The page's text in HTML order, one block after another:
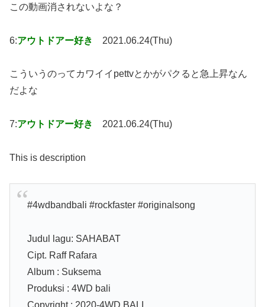
この動画消されないよな？
6:アウトドアー好き 2021.06.24(Thu)
こういうのってカワイイpettvとかがパクると急上昇なん
だよな
7:アウトドアー好き 2021.06.24(Thu)
This is description
#4wdbandbali #rockfaster #originalsong
Judul lagu: SAHABAT
Cipt. Raff Rafara
Album : Suksema
Produksi : 4WD bali
Copyright : 2020-4WD BALI